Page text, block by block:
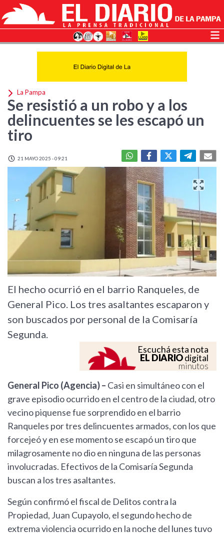
La Pampa
Se resistió a un robo y a los
delincuentes se les escapó un
tiro
21 MAYO 2025 - 09:21
El hecho ocurrió en el barrio Ranqueles, de
General Pico. Los tres asaltantes escaparon y
son buscados por personal de la Comisaría
Segunda.
Escuchá esta nota
EL DIARIOdigital
minutos
General Pico (Agencia) – Casi en simultáneo con el
grave episodio ocurrido en el centro de la ciudad, otro
vecino piquense fue sorprendido en el barrio
Ranqueles por tres delincuentes armados, con los que
forcejeó y en ese momento se escapó un tiro que
milagrosamente no dio en ninguna de las personas
involucradas. Efectivos de la Comisaría Segunda
buscan a los tres asaltantes.
Según confirmó el fiscal de Delitos contra la
Propiedad, Juan Cupayolo, el segundo hecho de
extrema violencia ocurrido en la noche del lunes tuvo